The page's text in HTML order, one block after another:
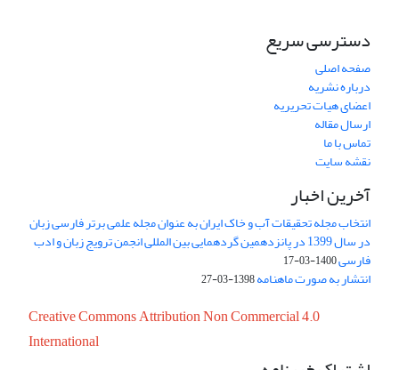
دسترسی سریع
صفحه اصلی
درباره نشریه
اعضای هیات تحریریه
ارسال مقاله
تماس با ما
نقشه سایت
آخرین اخبار
انتخاب مجله تحقیقات آب و خاک ایران به عنوان مجله علمی برتر فارسی زبان
در سال 1399 در پانزدهمین گردهمایی بین المللی انجمن ترویج زبان و ادب
فارسی1400-03-17
انتشار به صورت ماهنامه1398-03-27
Creative Commons Attribution Non Commercial 4.0
International